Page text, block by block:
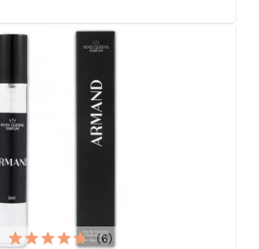
(6)